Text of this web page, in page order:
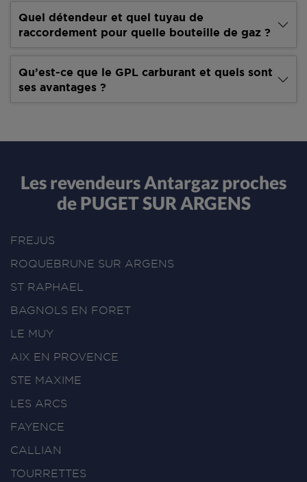
Quel détendeur et quel tuyau de
raccordement pour quelle bouteille de gaz ?
Qu’est-ce que le GPL carburant et quels sont
ses avantages ?
Les revendeurs Antargaz proches
de PUGET SUR ARGENS
FREJUS
ROQUEBRUNE SUR ARGENS
ST RAPHAEL
BAGNOLS EN FORET
LE MUY
AIX EN PROVENCE
STE MAXIME
LES ARCS
FAYENCE
CALLIAN
TOURRETTES